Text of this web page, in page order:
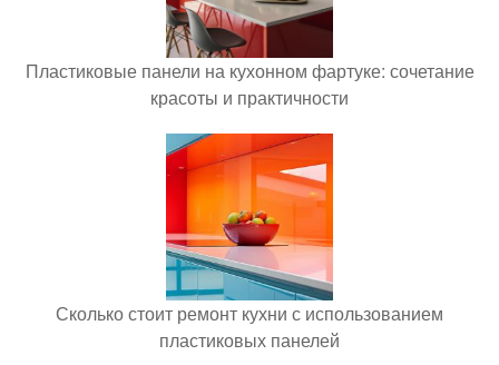
Пластиковые панели на кухонном фартуке: сочетание
красоты и практичности
Сколько стоит ремонт кухни с использованием
пластиковых панелей